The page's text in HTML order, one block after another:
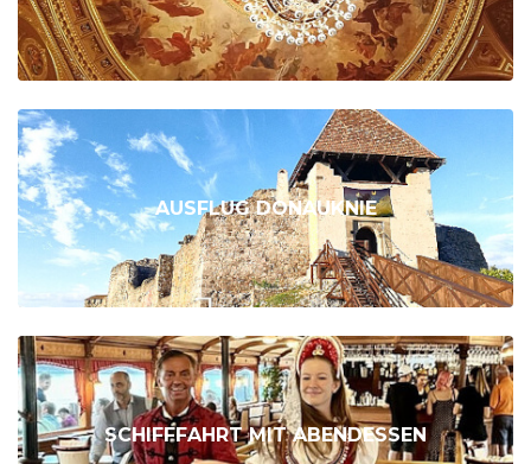
AUSFLUG DONAUKNIE
SCHIFFFAHRT MIT ABENDESSEN